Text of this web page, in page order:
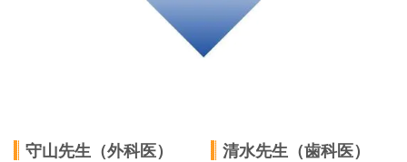
守山先生（外科医） 清水先生（歯科医）